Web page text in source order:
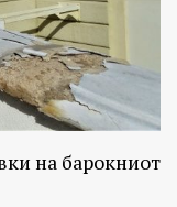
на барокниот